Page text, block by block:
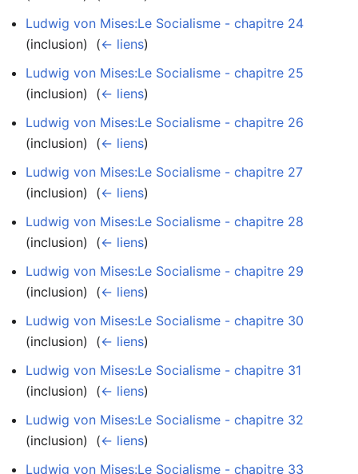
Ludwig von Mises:Le Socialisme - chapitre 24
(inclusion) ‎ (← liens)
Ludwig von Mises:Le Socialisme - chapitre 25
(inclusion) ‎ (← liens)
Ludwig von Mises:Le Socialisme - chapitre 26
(inclusion) ‎ (← liens)
Ludwig von Mises:Le Socialisme - chapitre 27
(inclusion) ‎ (← liens)
Ludwig von Mises:Le Socialisme - chapitre 28
(inclusion) ‎ (← liens)
Ludwig von Mises:Le Socialisme - chapitre 29
(inclusion) ‎ (← liens)
Ludwig von Mises:Le Socialisme - chapitre 30
(inclusion) ‎ (← liens)
Ludwig von Mises:Le Socialisme - chapitre 31
(inclusion) ‎ (← liens)
Ludwig von Mises:Le Socialisme - chapitre 32
(inclusion) ‎ (← liens)
Ludwig von Mises:Le Socialisme - chapitre 33